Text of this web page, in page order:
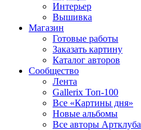
Интерьер
Вышивка
Магазин
Готовые работы
Заказать картину
Каталог авторов
Сообщество
Лента
Gallerix Топ-100
Все «Картины дня»
Новые альбомы
Все авторы Артклуба